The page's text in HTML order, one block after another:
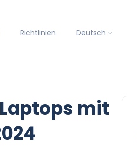
Richtlinien Deutsch
mit